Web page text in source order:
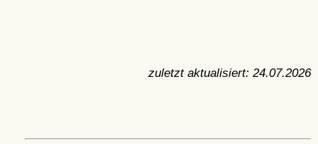
zuletzt aktualisiert: 24.07.2026